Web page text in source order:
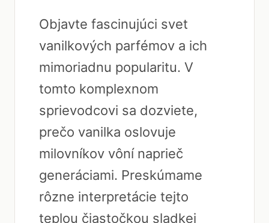
Objavte fascinujúci svet
vanilkových parfémov a ich
mimoriadnu popularitu. V
tomto komplexnom
sprievodcovi sa dozviete,
prečo vanilka oslovuje
milovníkov vôní naprieč
generáciami. Preskúmame
rôzne interpretácie tejto
teplou čiastočkou sladkej